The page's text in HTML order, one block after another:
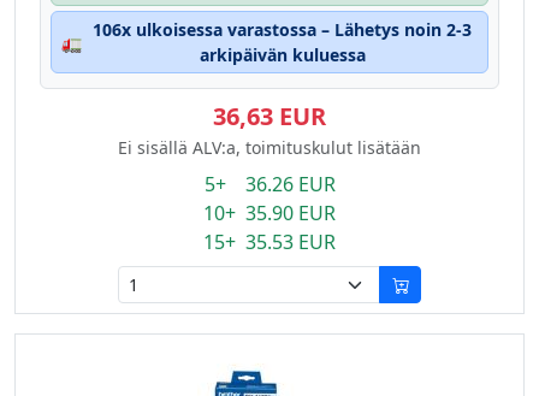
🚛
106x ulkoisessa varastossa – Lähetys noin 2-3
arkipäivän kuluessa
36,63 EUR
Ei sisällä ALV:a, toimituskulut lisätään
5+ 36.26 EUR
10+ 35.90 EUR
15+ 35.53 EUR